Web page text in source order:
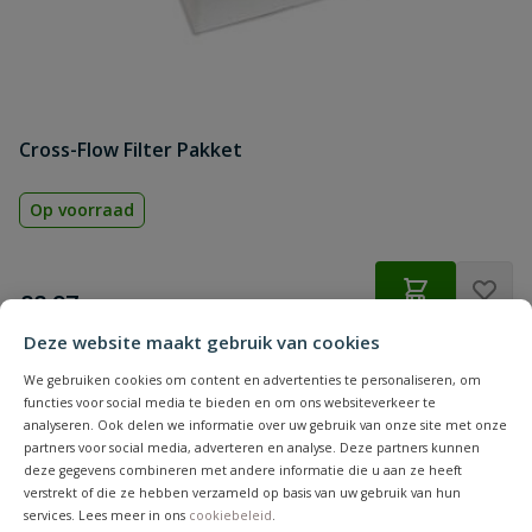
Deze website maakt gebruik van cookies
We gebruiken cookies om content en advertenties te personaliseren, om
functies voor social media te bieden en om ons websiteverkeer te
analyseren. Ook delen we informatie over uw gebruik van onze site met onze
partners voor social media, adverteren en analyse. Deze partners kunnen
deze gegevens combineren met andere informatie die u aan ze heeft
verstrekt of die ze hebben verzameld op basis van uw gebruik van hun
services. Lees meer in ons cookiebeleid.
Cross-Flow Filter Pakket
Op voorraad
€
88,97